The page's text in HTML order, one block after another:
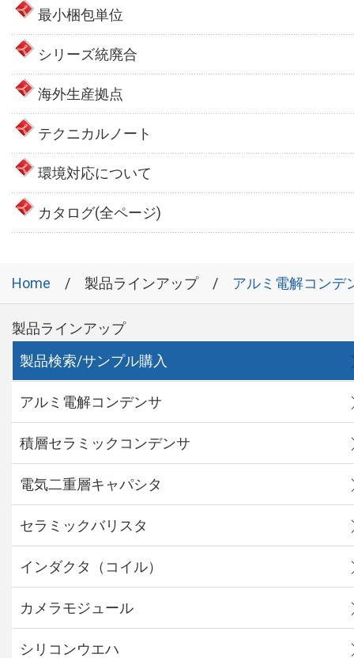
最小梱包単位
シリーズ統廃合
海外生産拠点
テクニカルノート
環境対応について
カタログ(全ページ)
Home 製品ラインアップ アルミ電解コンデ
製品ラインアップ
製品検索/サンプル購入
アルミ電解コンデンサ
積層セラミックコンデンサ
電気二重層キャパシタ
セラミックバリスタ
インダクタ（コイル）
カメラモジュール
シリコンウエハ